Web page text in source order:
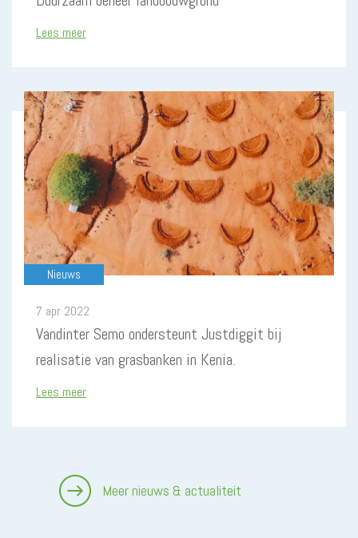
Lees meer
Nieuws
7 apr 2022
Vandinter Semo ondersteunt Justdiggit bij
realisatie van grasbanken in Kenia.
Lees meer
Meer nieuws & actualiteit